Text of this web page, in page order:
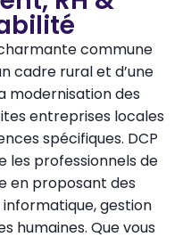
commune
cadre rural et d’une
modernisation des
entreprises locales
spécifiques. DCP
les professionnels de
en proposant des
gestion
humaines. Que vous